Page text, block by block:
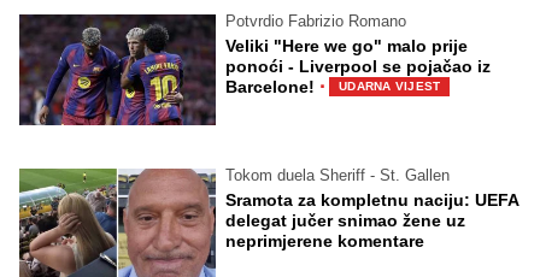
Potvrdio Fabrizio Romano
Veliki "Here we go" malo prije
ponoći - Liverpool se pojačao iz
Barcelone! · UDARNA VIJEST
Tokom duela Sheriff - St. Gallen
Sramota za kompletnu naciju: UEFA
delegat jučer snimao žene uz
neprimjerene komentare